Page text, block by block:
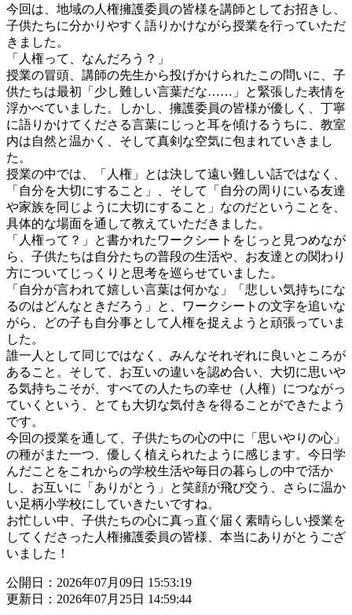
今回は、地域の人権擁護委員の皆様を講師としてお招きし、
子供たちに分かりやすく語りかけながら授業を行っていただ
きました。
「人権って、なんだろう？」
授業の冒頭、講師の先生から投げかけられたこの問いに、子
供たちは最初「少し難しい言葉だな……」と緊張した表情を
浮かべていました。しかし、擁護委員の皆様が優しく、丁寧
に語りかけてくださる言葉にじっと耳を傾けるうちに、教室
内は自然と温かく、そして真剣な空気に包まれていきまし
た。
授業の中では、「人権」とは決して遠い難しい話ではなく、
「自分を大切にすること」、そして「自分の周りにいる友達
や家族を同じように大切にすること」なのだということを、
具体的な場面を通して教えていただきました。
「人権って？」と書かれたワークシートをじっと見つめなが
ら、子供たちは自分たちの普段の生活や、お友達との関わり
方についてじっくりと思考を巡らせていました。
「自分が言われて嬉しい言葉は何かな」「悲しい気持ちにな
るのはどんなときだろう」と、ワークシートの文字を追いな
がら、どの子も自分事として人権を捉えようと頑張っていま
した。
誰一人として同じではなく、みんなそれぞれに良いところが
あること。そして、お互いの違いを認め合い、大切に思いや
る気持ちこそが、すべての人たちの幸せ（人権）につながっ
ていくという、とても大切な気付きを得ることができたよう
です。
今回の授業を通して、子供たちの心の中に「思いやりの心」
の種がまた一つ、優しく植えられたように感じます。今日学
んだことをこれからの学校生活や毎日の暮らしの中で活か
し、お互いに「ありがとう」と笑顔が飛び交う、さらに温か
い足柄小学校にしていきたいですね。
お忙しい中、子供たちの心に真っ直ぐ届く素晴らしい授業を
してくださった人権擁護委員の皆様、本当にありがとうござ
いました！
公開日：2026年07月09日 15:53:19
更新日：2026年07月25日 14:59:44